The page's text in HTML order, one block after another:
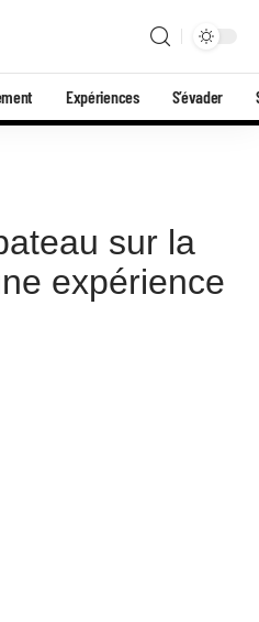
Expériences S’évader
sur la
expérience